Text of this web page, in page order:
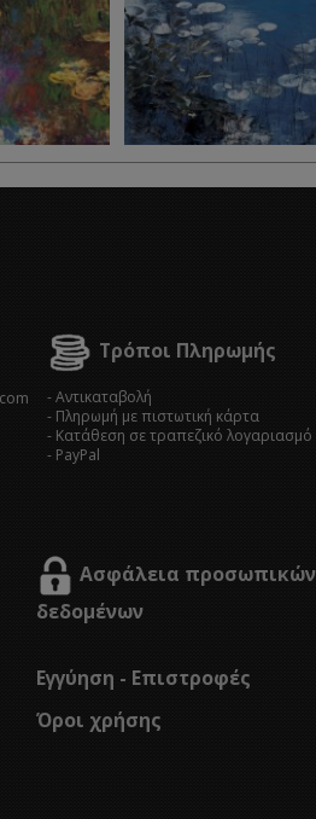
Τρόποι Πληρωμής
- Αντικαταβολή
- Πληρωμή με πιστωτική κάρτα
- Κατάθεση σε τραπεζικό λογαριασμό
- PayPal
Ασφάλεια προσωπικών
δεδομένων
Εγγύηση - Επιστροφές
Όροι χρήσης